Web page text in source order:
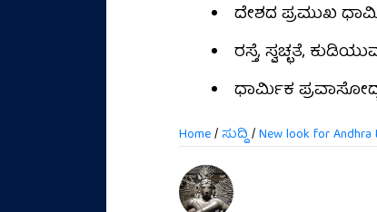
ದೇಶದ ಪ್ರಮುಖ
ರಸ್ತೆ, ಸ್ವಚ್ಛತೆ,
ಧಾರ್ಮಿಕ
Home/ಸುದ್ದಿ/New look for Andhra